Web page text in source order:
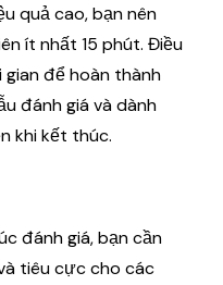
quả cao, bạn nên
ít nhất 15 phút. Điều
để hoàn thành
đánh giá và dành
khi kết thúc.
đánh giá, bạn cần
tiêu cực cho các